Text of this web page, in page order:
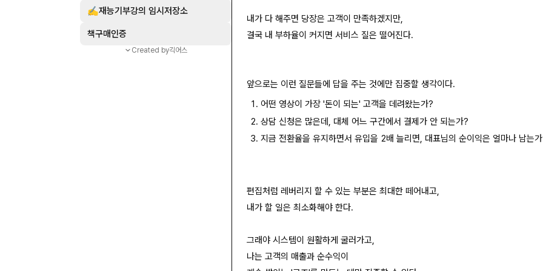
✍️재능기부강의 임시저장소
책구매인증
Created by긱어스
내가 다 해주면 당장은 고객이 만족하겠지만,
결국 내 부하율이 커지면 서비스 질은 떨어진다.
앞으로는 이런 질문들에 답을 주는 것에만 집중할 생각이다.
어떤 영상이 가장 '돈이 되는' 고객을 데려왔는가?
상담 신청은 많은데, 대체 어느 구간에서 결제가 안 되는가?
지금 전환율을 유지하면서 유입을 2배 늘리면, 대표님의 순이익은 얼마나 남는
편집처럼 레버리지 할 수 있는 부분은 최대한 떼어내고,
내가 할 일은 최소화해야 한다.
그래야 시스템이 원활하게 굴러가고,
나는 고객의 매출과 순수익이